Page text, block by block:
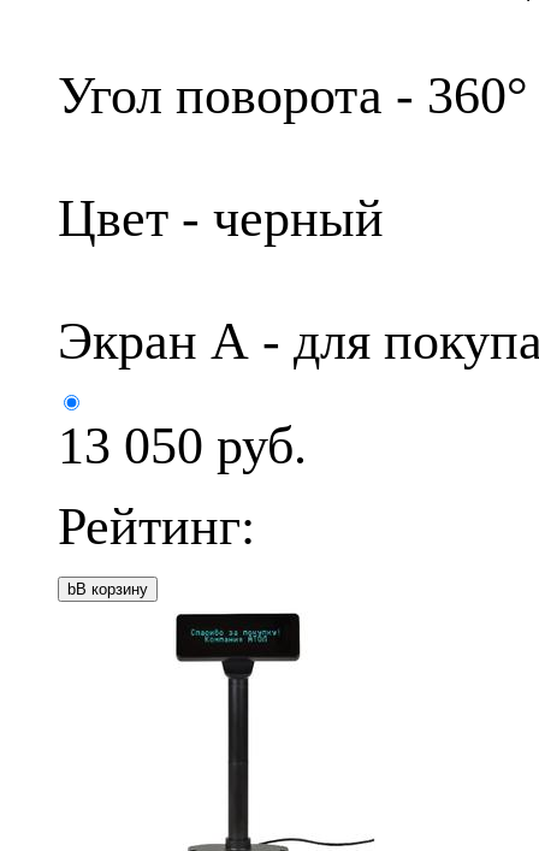
Угол поворота - 360°
Цвет - черный
Экран А - для
13 050 руб.
Рейтинг:
bВ корзину